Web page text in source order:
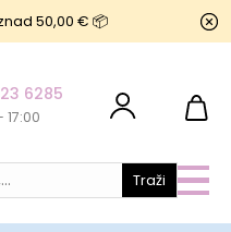
50,00 € 📦
Traži
6285
17:00